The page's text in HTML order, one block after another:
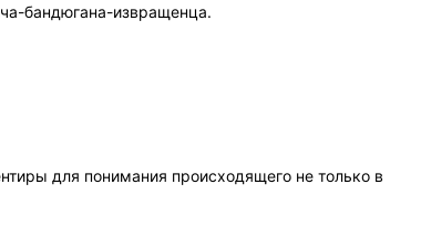
бандюгана-извращенца.
для понимания происходящего не только в